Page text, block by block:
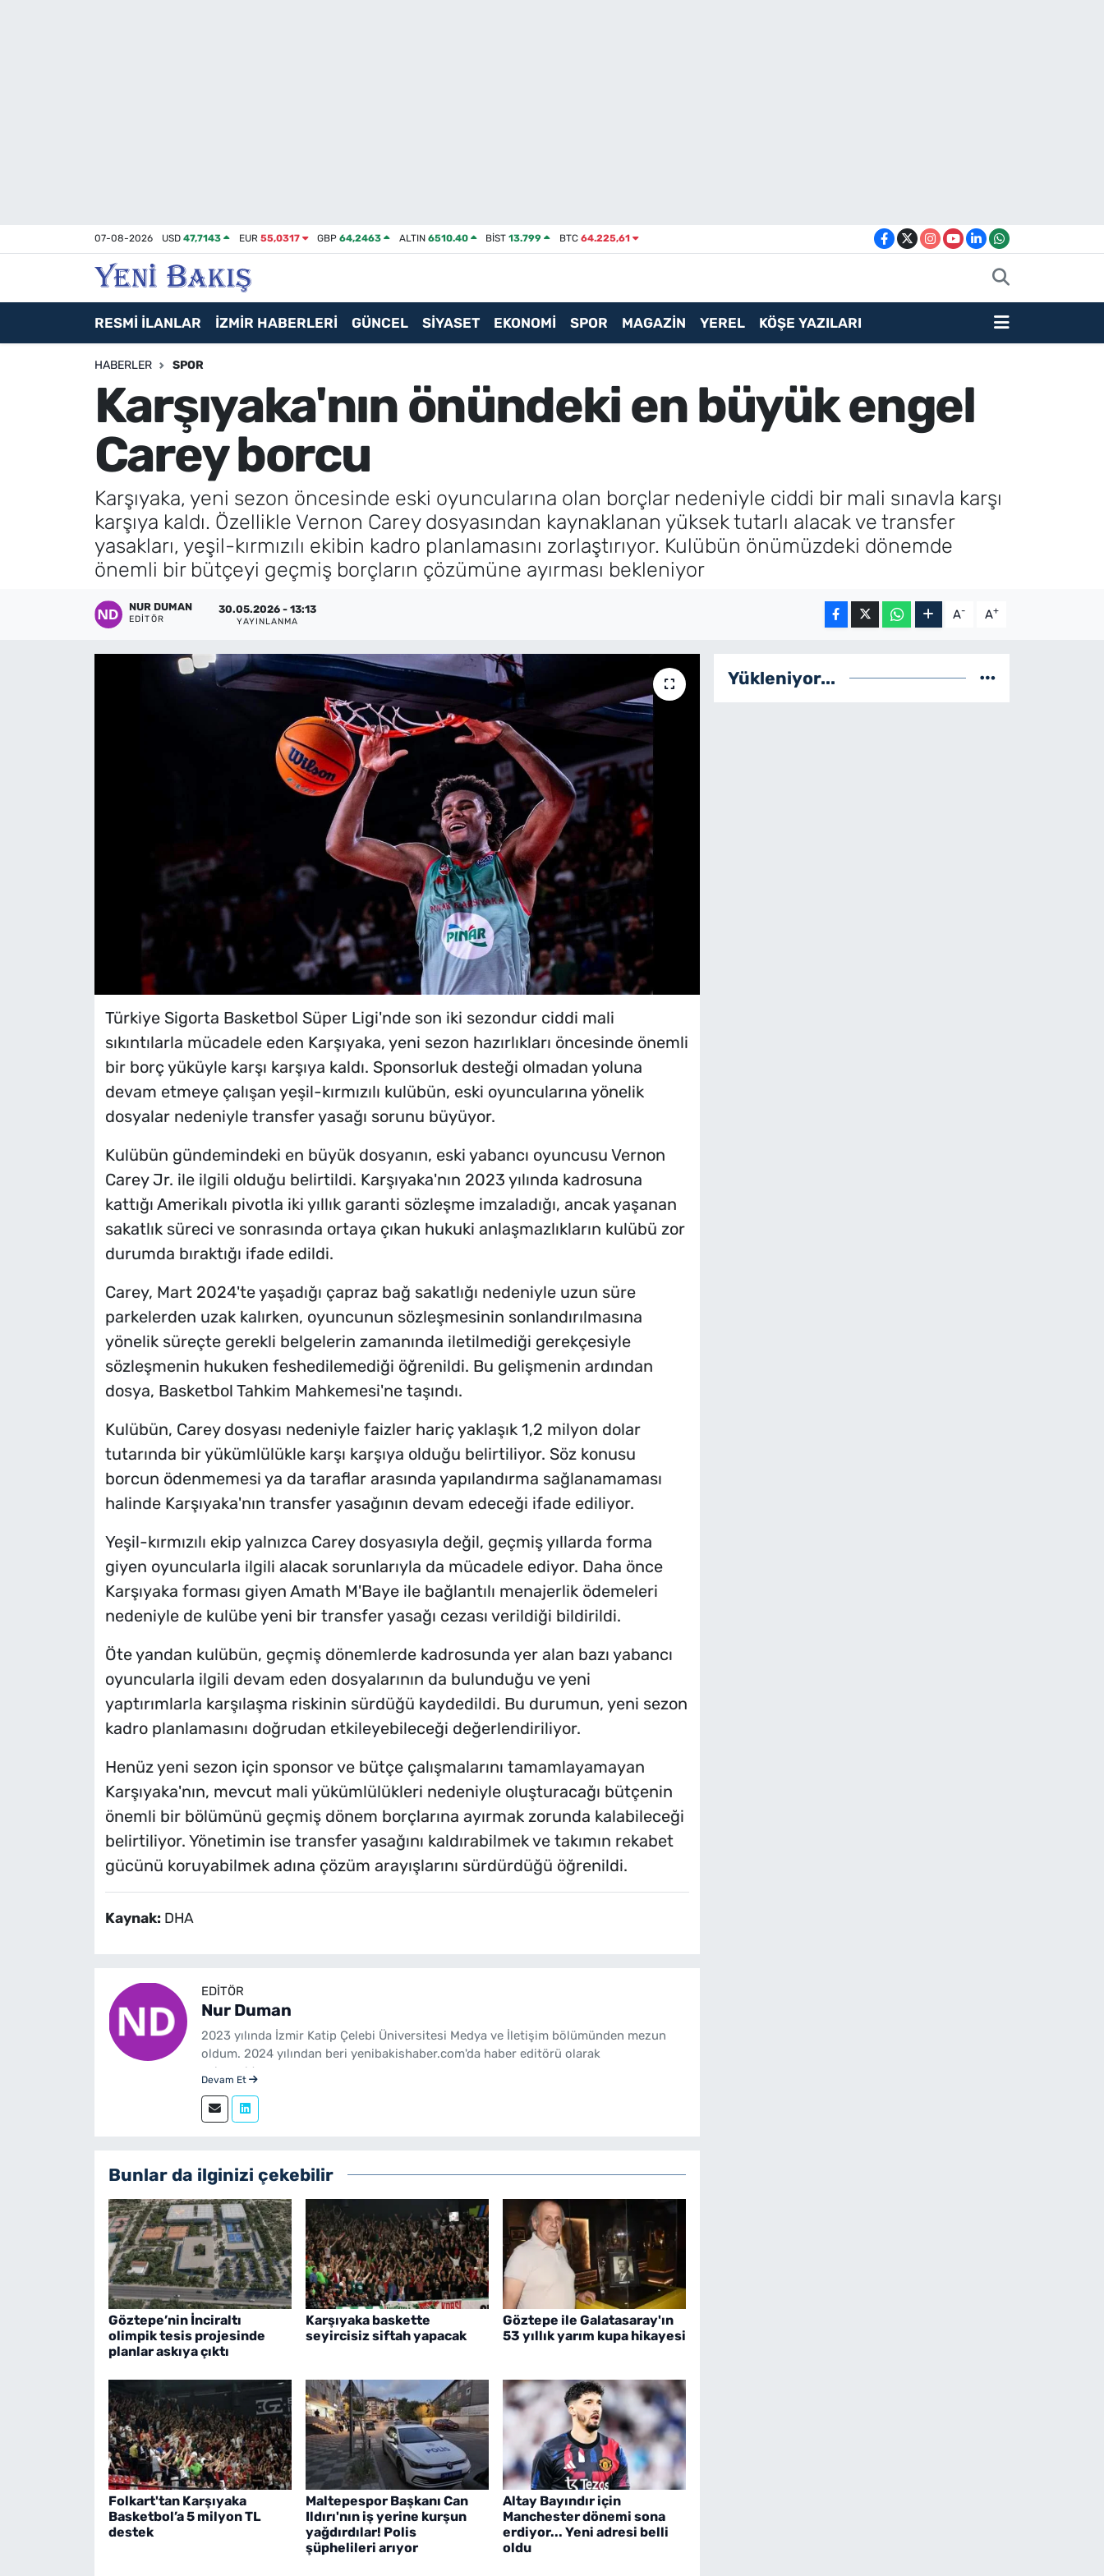
07-08-2026 USD47,7143 EUR 55,0317 GBP64,2463 ALTIN 6510.40 BİST13.799 BTC 64.225,61
RESMİ İLANLAR İZMİR HABERLERİ GÜNCEL SİYASET EKONOMİ SPOR MAGAZİN YEREL KÖŞE YAZILARI
HABERLER SPOR
Karşıyaka'nın önündeki en büyük engel
Carey borcu
Karşıyaka, yeni sezon öncesinde eski oyuncularına olan borçlar nedeniyle ciddi bir mali sınavla karşı
karşıya kaldı. Özellikle Vernon Carey dosyasından kaynaklanan yüksek tutarlı alacak ve transfer
yasakları, yeşil-kırmızılı ekibin kadro planlamasını zorlaştırıyor. Kulübün önümüzdeki dönemde
önemli bir bütçeyi geçmiş borçların çözümüne ayırması bekleniyor
NUR DUMAN
EDITÖR
30.05.2026 - 13:13
YAYINLANMA A- A+
Türkiye Sigorta Basketbol Süper Ligi'nde son iki sezondur ciddi mali
sıkıntılarla mücadele eden Karşıyaka, yeni sezon hazırlıkları öncesinde önemli
bir borç yüküyle karşı karşıya kaldı. Sponsorluk desteği olmadan yoluna
devam etmeye çalışan yeşil-kırmızılı kulübün, eski oyuncularına yönelik
dosyalar nedeniyle transfer yasağı sorunu büyüyor.
Kulübün gündemindeki en büyük dosyanın, eski yabancı oyuncusu Vernon
Carey Jr. ile ilgili olduğu belirtildi. Karşıyaka'nın 2023 yılında kadrosuna
kattığı Amerikalı pivotla iki yıllık garanti sözleşme imzaladığı, ancak yaşanan
sakatlık süreci ve sonrasında ortaya çıkan hukuki anlaşmazlıkların kulübü zor
durumda bıraktığı ifade edildi.
Carey, Mart 2024'te yaşadığı çapraz bağ sakatlığı nedeniyle uzun süre
parkelerden uzak kalırken, oyuncunun sözleşmesinin sonlandırılmasına
yönelik süreçte gerekli belgelerin zamanında iletilmediği gerekçesiyle
sözleşmenin hukuken feshedilemediği öğrenildi. Bu gelişmenin ardından
dosya, Basketbol Tahkim Mahkemesi'ne taşındı.
Kulübün, Carey dosyası nedeniyle faizler hariç yaklaşık 1,2 milyon dolar
tutarında bir yükümlülükle karşı karşıya olduğu belirtiliyor. Söz konusu
borcun ödenmemesi ya da taraflar arasında yapılandırma sağlanamaması
halinde Karşıyaka'nın transfer yasağının devam edeceği ifade ediliyor.
Yeşil-kırmızılı ekip yalnızca Carey dosyasıyla değil, geçmiş yıllarda forma
giyen oyuncularla ilgili alacak sorunlarıyla da mücadele ediyor. Daha önce
Karşıyaka forması giyen Amath M'Baye ile bağlantılı menajerlik ödemeleri
nedeniyle de kulübe yeni bir transfer yasağı cezası verildiği bildirildi.
Öte yandan kulübün, geçmiş dönemlerde kadrosunda yer alan bazı yabancı
oyuncularla ilgili devam eden dosyalarının da bulunduğu ve yeni
yaptırımlarla karşılaşma riskinin sürdüğü kaydedildi. Bu durumun, yeni sezon
kadro planlamasını doğrudan etkileyebileceği değerlendiriliyor.
Henüz yeni sezon için sponsor ve bütçe çalışmalarını tamamlayamayan
Karşıyaka'nın, mevcut mali yükümlülükleri nedeniyle oluşturacağı bütçenin
önemli bir bölümünü geçmiş dönem borçlarına ayırmak zorunda kalabileceği
belirtiliyor. Yönetimin ise transfer yasağını kaldırabilmek ve takımın rekabet
gücünü koruyabilmek adına çözüm arayışlarını sürdürdüğü öğrenildi.
Kaynak: DHA
EDITÖR
Nur Duman
2023 yılında İzmir Katip Çelebi Üniversitesi Medya ve İletişim bölümünden mezun
oldum. 2024 yılından beri yenibakishaber.com'da haber editörü olarak
çalışmaktayım.
Devam Et
Bunlar da ilginizi çekebilir
Göztepe’nin İnciraltı
olimpik tesis projesinde
planlar askıya çıktı
Karşıyaka baskette
seyircisiz siftah yapacak
Göztepe ile Galatasaray'ın
53 yıllık yarım kupa hikayesi
Folkart'tan Karşıyaka
Basketbol’a 5 milyon TL
destek
Maltepespor Başkanı Can
Ildırı'nın iş yerine kurşun
yağdırdılar! Polis
şüphelileri arıyor
Altay Bayındır için
Manchester dönemi sona
erdiyor... Yeni adresi belli
oldu
Yükleniyor...
Asayiş / Polis-Adliye
Magazin
İletişim